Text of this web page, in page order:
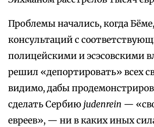
Проблемы начались, когда
консультаций с
полицейскими и эсэсовскими
решил «депортировать» всех
видимо, дабы
сделать Сербию judenrein —
евреев», — ни в каких иных